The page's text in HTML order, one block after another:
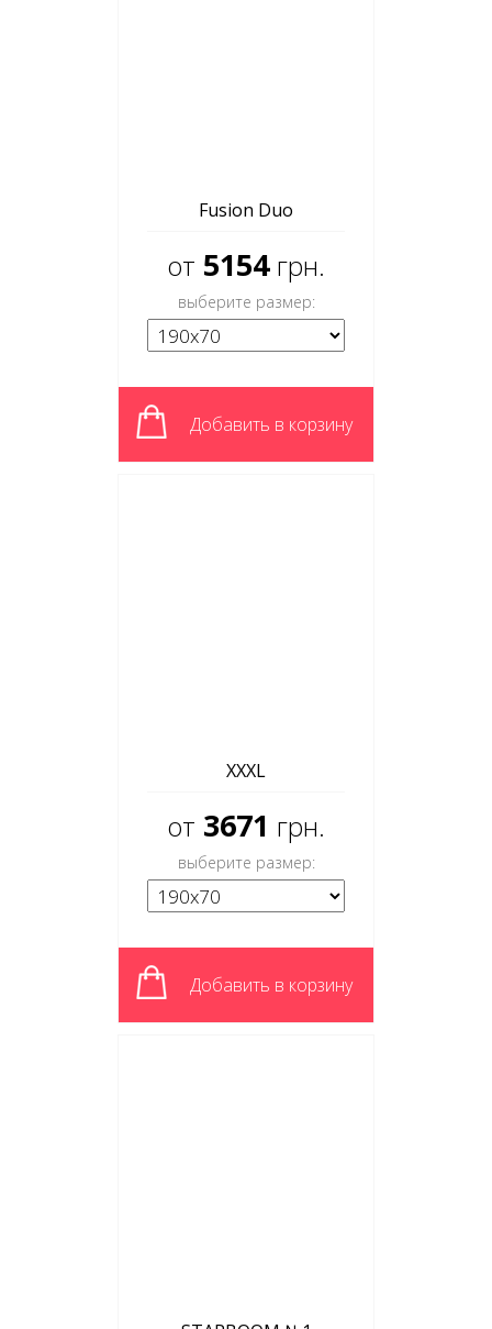
Fusion Duo
от 5154 грн.
выберите размер:
Добавить в корзину
XXXL
от 3671 грн.
выберите размер:
Добавить в корзину